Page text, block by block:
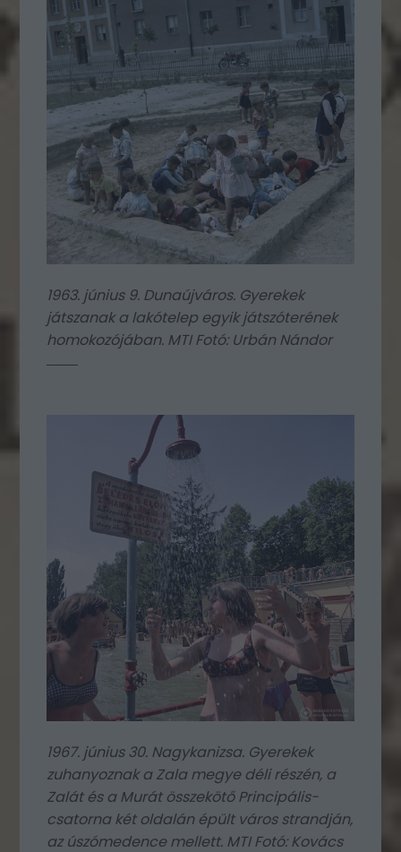
1963. június 9. Dunaújváros. Gyerekek
játszanak a lakótelep egyik játszóterének
homokozójában. MTI Fotó: Urbán Nándor
1967. június 30. Nagykanizsa. Gyerekek
zuhanyoznak a Zala megye déli részén, a
Zalát és a Murát összekötő Principális-
csatorna két oldalán épült város strandján,
az úszómedence mellett. MTI Fotó: Kovács